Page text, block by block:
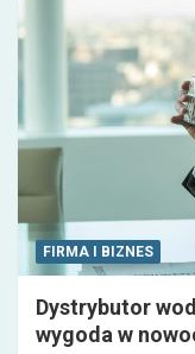
FIRMA I BIZNES
Dystrybutor
wygoda w